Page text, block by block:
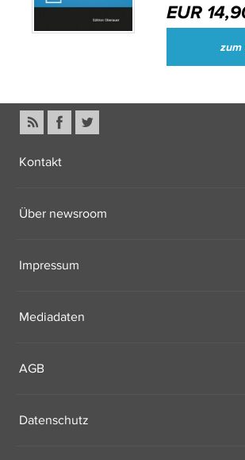
EUR
zum
Kontakt
Über newsroom
Impressum
Mediadaten
AGB
Datenschutz